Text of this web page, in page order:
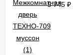
5 745 ₽